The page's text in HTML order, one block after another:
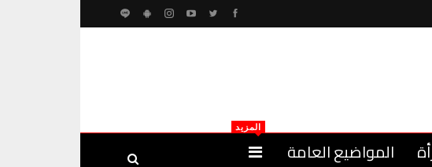
المواضيع العامة
المزيد